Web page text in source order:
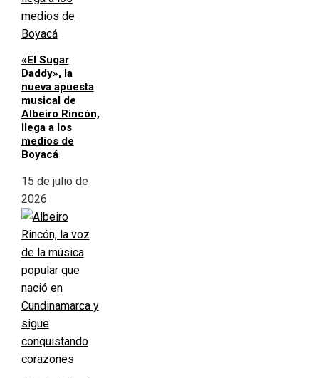
«El Sugar
Daddy», la
nueva apuesta
musical de
Albeiro Rincón,
llega a los
medios de
Boyacá
15 de julio de
2026